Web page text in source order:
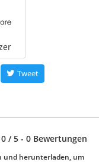
Tweet
0 / 5 - 0 Bewertungen
und herunterladen, um